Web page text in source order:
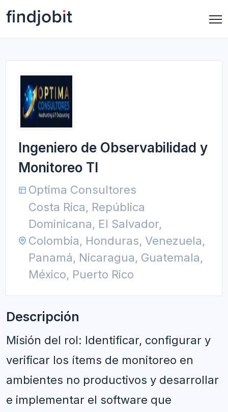
Ingeniero de Observabilidad y
Monitoreo TI
Optima Consultores
Costa Rica, República
Dominicana, El Salvador,
Colombia, Honduras, Venezuela,
Panamá, Nicaragua, Guatemala,
México, Puerto Rico
Descripción
Misión del rol: Identificar, configurar y
verificar los ítems de monitoreo en
ambientes no productivos y desarrollar
e implementar el software que